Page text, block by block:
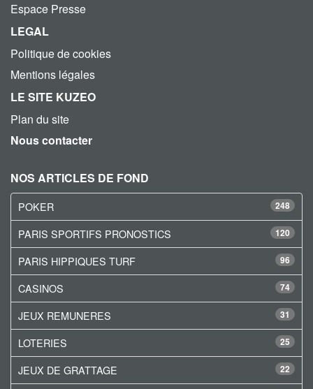
Espace Presse
LEGAL
Politique de cookies
Mentions légales
LE SITE KUZEO
Plan du site
Nous contacter
NOS ARTICLES DE FOND
248
POKER
120
PARIS SPORTIFS PRONOSTICS
96
PARIS HIPPIQUES TURF
74
CASINOS
31
JEUX REMUNERES
25
LOTERIES
22
JEUX DE GRATTAGE